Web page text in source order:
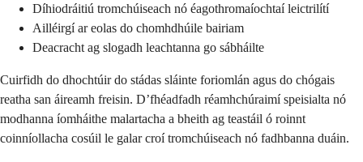
Díhiodráitiú tromchúiseach nó éagothromaíochtaí leictrilítí
Ailléirgí ar eolas do chomhdhúile bairiam
Deacracht ag slogadh leachtanna go sábháilte
Cuirfidh do dhochtúir do stádas sláinte foriomlán agus do chógais
reatha san áireamh freisin. D’fhéadfadh réamhchúraimí speisialta nó
modhanna íomháithe malartacha a bheith ag teastáil ó roinnt
coinníollacha cosúil le galar croí tromchúiseach nó fadhbanna duáin.